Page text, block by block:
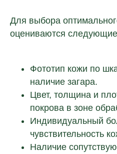
Для выбора
оцениваются
Фототип кожи по
наличие загара.
Цвет, толщина и
покрова в зоне
Индивидуальный
чувствительность
Наличие